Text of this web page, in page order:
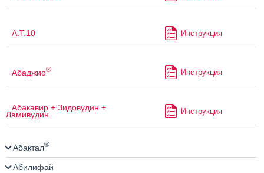
А.Т.10 Инструкция
Абаджио® Инструкция
Абакавир + Зидовудин +
Ламивудин Инструкция
Абактал®
Абилифай